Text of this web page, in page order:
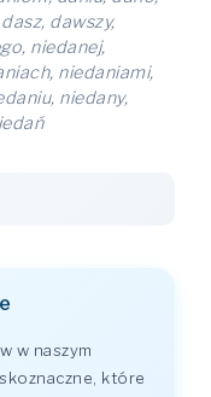
dawszy,
niedanej,
niedaniami,
niedany,
w naszym
które